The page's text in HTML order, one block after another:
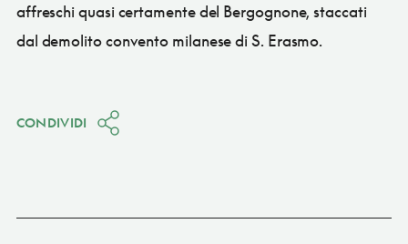
affreschi quasi certamente del Bergognone, staccati
dal demolito convento milanese di S. Erasmo.
CONDIVIDI